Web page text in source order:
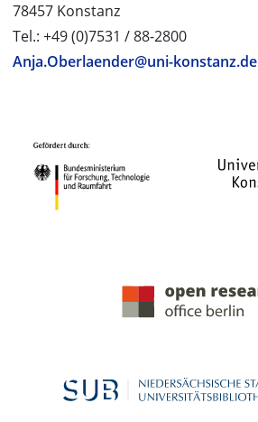
78457 Konstanz
Tel.: +49 (0)7531 / 88-2800
Anja.Oberlaender@uni-konstanz.de